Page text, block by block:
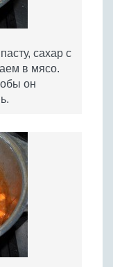
сахар с
в мясо.
он